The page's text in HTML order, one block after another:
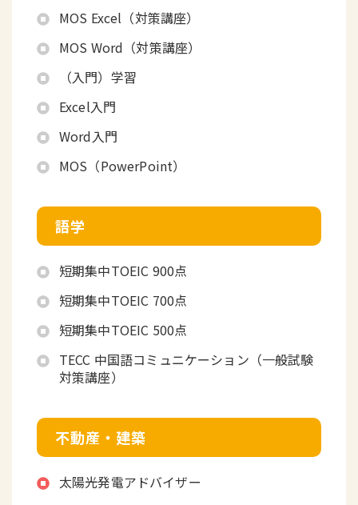
MOS Excel（対策講座）
MOS Word（対策講座）
（入門）学習
Excel入門
Word入門
MOS（PowerPoint）
語学
短期集中TOEIC 900点
短期集中TOEIC 700点
短期集中TOEIC 500点
TECC 中国語コミュニケーション（一般試験
対策講座）
不動産・建築
太陽光発電アドバイザー